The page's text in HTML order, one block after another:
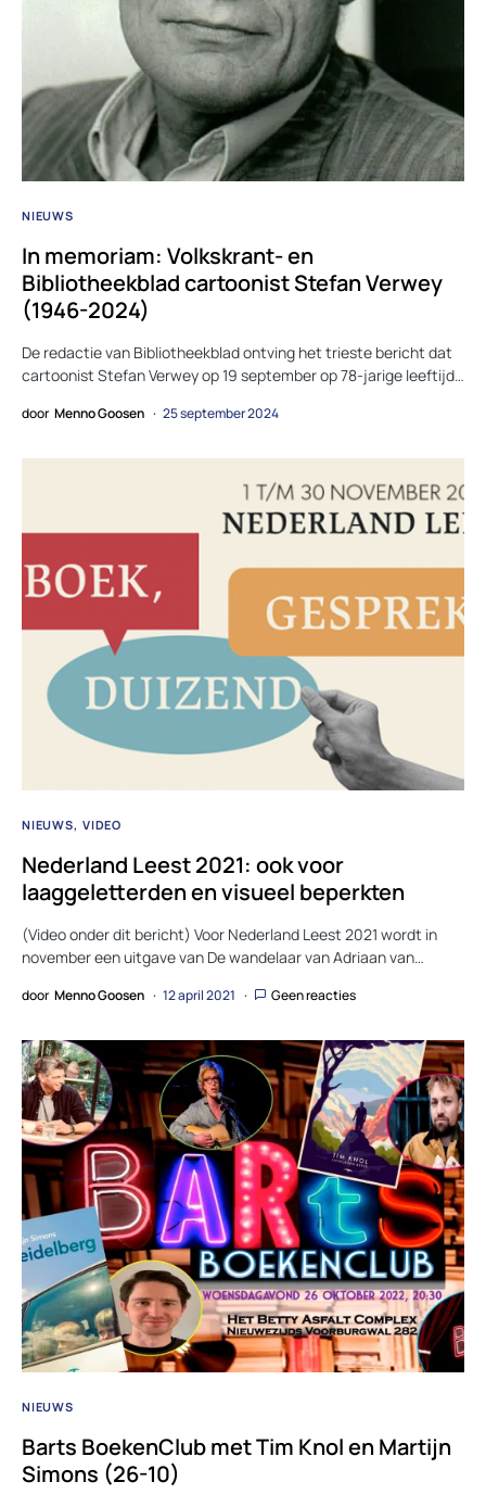
NIEUWS
In memoriam: Volkskrant- en
Bibliotheekblad cartoonist Stefan Verwey
(1946-2024)
De redactie van Bibliotheekblad ontving het trieste bericht dat
cartoonist Stefan Verwey op 19 september op 78-jarige leeftijd…
door Menno Goosen 25 september 2024
NIEUWS VIDEO
Nederland Leest 2021: ook voor
laaggeletterden en visueel beperkten
(Video onder dit bericht) Voor Nederland Leest 2021 wordt in
november een uitgave van De wandelaar van Adriaan van…
door Menno Goosen 12 april 2021 Geen reacties
NIEUWS
Barts BoekenClub met Tim Knol en Martijn
Simons (26-10)